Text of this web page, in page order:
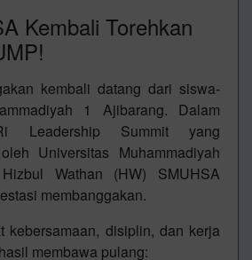
Kembali Torehkan
kembali datang dari siswa-
1 Ajibarang. Dalam
Leadership Summityang
Universitas Muhammadiyah
Wathan (HW) SMUHSA
membanggakan.
kebersamaan, disiplin, dan kerja
membawa pulang: